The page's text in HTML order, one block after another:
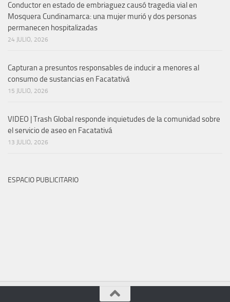
Conductor en estado de embriaguez causó tragedia vial en
Mosquera Cundinamarca: una mujer murió y dos personas
permanecen hospitalizadas
24 JULIO, 2026
Capturan a presuntos responsables de inducir a menores al
consumo de sustancias en Facatativá
15 JULIO, 2026
VIDEO | Trash Global responde inquietudes de la comunidad sobre
el servicio de aseo en Facatativá
13 JULIO, 2026
ESPACIO PUBLICITARIO